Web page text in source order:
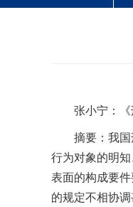
张小宁：《
摘要：我
行为对象的明
表面的构成要
的规定不相协